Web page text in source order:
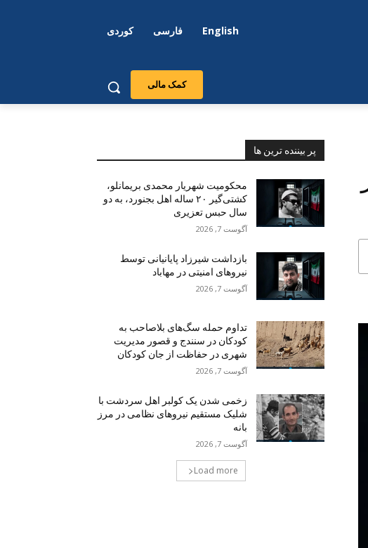
English فارسی کوردی
کمک مالی
پر بیننده ترین ها
محکومیت شهریار محمدی بریمانلو،
کشتی‌گیر ۲۰ ساله اهل بجنورد، به دو
سال حبس تعزیری
آگوست 7, 2026
بازداشت شیرزاد پایانیانی توسط
نیروهای امنیتی در مهاباد
آگوست 7, 2026
تداوم حمله سگ‌های بلاصاحب به
کودکان در سنندج و قصور مدیریت
شهری در حفاظت از جان کودکان
آگوست 7, 2026
زخمی شدن یک کولبر اهل سردشت با
شلیک مستقیم نیروهای نظامی در مرز
بانه
آگوست 7, 2026
Load more